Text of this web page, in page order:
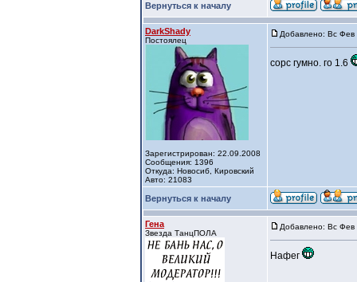
Вернуться к началу
DarkShady
Постоялец
Зарегистрирован: 22.09.2008
Сообщения: 1396
Откуда: Новосиб, Кировский
Авто: 21083
Добавлено: Вс Фев
сорс гумно. го 1.6
Вернуться к началу
Гена
Звезда ТанцПОЛА
Добавлено: Вс Фев
Нафег